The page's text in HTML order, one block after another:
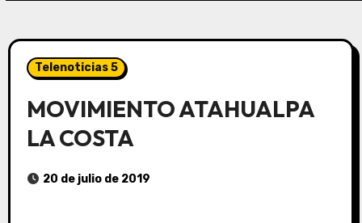
Telenoticias 5
MOVIMIENTO ATAHUALPA
LA COSTA
20 de julio de 2019